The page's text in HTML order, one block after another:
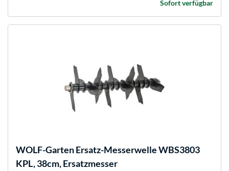
Sofort verfügbar
WOLF-GartenErsatz-Messerwelle WBS3803
KPL, 38cm, Ersatzmesser